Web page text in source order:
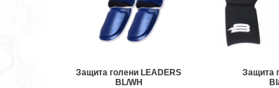
Защита голени LEADERS
BL/WH
Защита